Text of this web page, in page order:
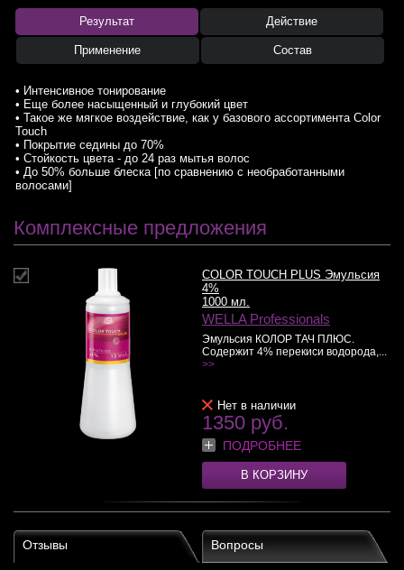
Результат Действие
Применение Состав
• Интенсивное тонирование
• Еще более насыщенный и глубокий цвет
• Такое же мягкое воздействие, как у базового ассортимента Color
Touch
• Покрытие седины до 70%
• Стойкость цвета - до 24 раз мытья волос
• До 50% больше блеска [по сравнению с необработанными
волосами]
Комплексные предложения
COLOR TOUCH PLUS Эмульсия
4%
1000 мл.
WELLA Professionals
Эмульсия КОЛОР ТАЧ ПЛЮС.
Содержит 4% перекиси водорода,...
>>
Нет в наличии
1350 руб.
ПОДРОБНЕЕ
В КОРЗИНУ
Отзывы Вопросы